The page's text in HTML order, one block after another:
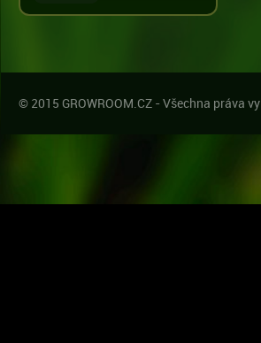
© 2015 GROWROOM.CZ - Všechna práva